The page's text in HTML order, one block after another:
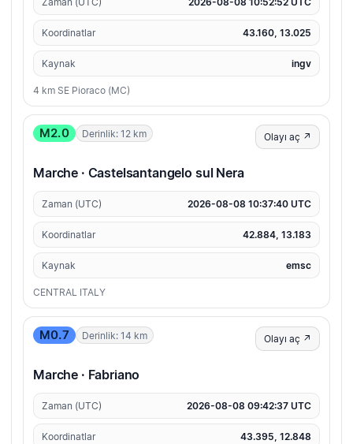
Koordinatlar 43.160, 13.025
Kaynak ingv
4 km SE Pioraco (MC)
M2.0 Derinlik: 12 km Olayı aç ↗
Marche · Castelsantangelo sul Nera
Zaman (UTC) 2026-08-08 10:37:40 UTC
Koordinatlar 42.884, 13.183
Kaynak emsc
CENTRAL ITALY
M0.7 Derinlik: 14 km Olayı aç ↗
Marche · Fabriano
Zaman (UTC) 2026-08-08 09:42:37 UTC
Koordinatlar 43.395, 12.848